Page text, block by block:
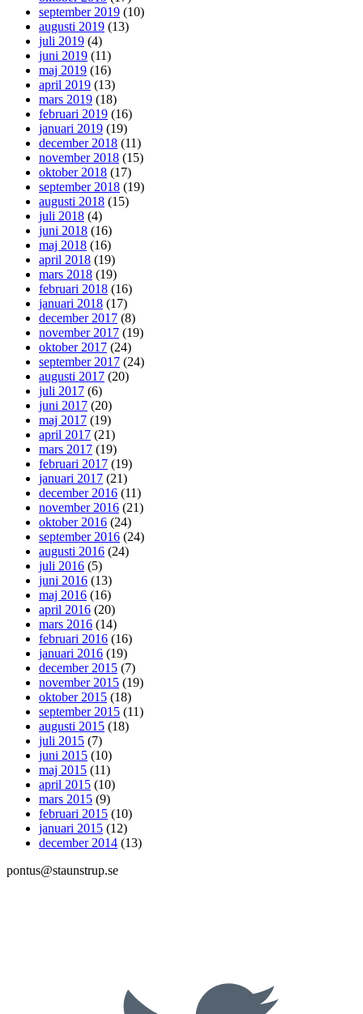
september 2019 (10)
augusti 2019 (13)
juli 2019 (4)
juni 2019 (11)
maj 2019 (16)
april 2019 (13)
mars 2019 (18)
februari 2019 (16)
januari 2019 (19)
december 2018 (11)
november 2018 (15)
oktober 2018 (17)
september 2018 (19)
augusti 2018 (15)
juli 2018 (4)
juni 2018 (16)
maj 2018 (16)
april 2018 (19)
mars 2018 (19)
februari 2018 (16)
januari 2018 (17)
december 2017 (8)
november 2017 (19)
oktober 2017 (24)
september 2017 (24)
augusti 2017 (20)
juli 2017 (6)
juni 2017 (20)
maj 2017 (19)
april 2017 (21)
mars 2017 (19)
februari 2017 (19)
januari 2017 (21)
december 2016 (11)
november 2016 (21)
oktober 2016 (24)
september 2016 (24)
augusti 2016 (24)
juli 2016 (5)
juni 2016 (13)
maj 2016 (16)
april 2016 (20)
mars 2016 (14)
februari 2016 (16)
januari 2016 (19)
december 2015 (7)
november 2015 (19)
oktober 2015 (18)
september 2015 (11)
augusti 2015 (18)
juli 2015 (7)
juni 2015 (10)
maj 2015 (11)
april 2015 (10)
mars 2015 (9)
februari 2015 (10)
januari 2015 (12)
december 2014 (13)
pontus@staunstrup.se